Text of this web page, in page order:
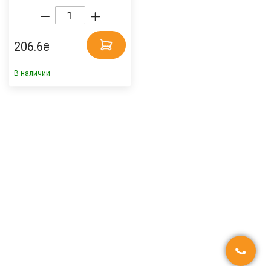
206.6₴
В наличии